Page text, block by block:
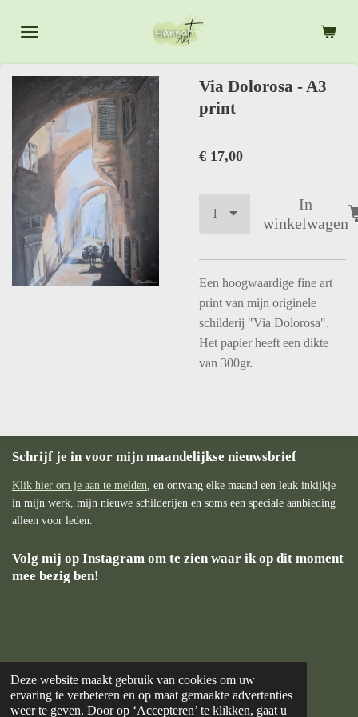
Deze website maakt gebruik van cookies om uw
ervaring te verbeteren en op maat gemaakte advertenties
weer te geven. Door op ‘Accepteren’ te klikken, gaat u
direct
de
hoofdinhoud
Via Dolorosa - A3
print
€ 17,00
In
winkelwagen
Een hoogwaardige fine art
print van mijn originele
schilderij "Via Dolorosa".
Het papier heeft een dikte
van 300gr.
Schrijf je in voor mijn maandelijkse nieuwsbrief
Klik hier om je aan te melden, en ontvang elke maand een leuk inkijkje
in mijn werk, mijn nieuwe schilderijen en soms een speciale aanbieding
alleen voor leden.
Volg mij op Instagram om te zien waar ik op dit moment
mee bezig ben!